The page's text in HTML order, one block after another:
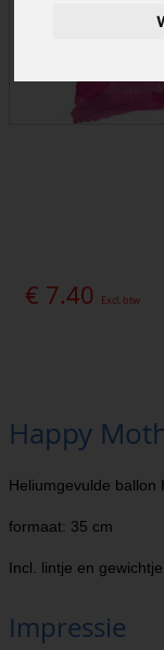
€ 7.40 Excl. btw
Happy
Heliumgevulde ballon
formaat: 35 cm
Incl. lintje en gewichtje
Impressie